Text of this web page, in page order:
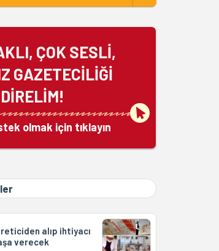
ÇOK SESLİ,
GAZETECİLİĞİ
olmak için tıklayın
alıp ihtiyacı
verecek